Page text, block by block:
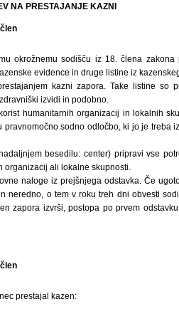
NA PRESTAJANJE KAZNI
okrožnemu sodišču iz 18. člena zakona
evidence in druge listine iz
kazni zapora. Take listine so
izvidi in podobno.
humanitarnih organizacij in lokalnih
sodno odločbo, ki jo je treba
besedilu: center) pripravi vse
ali lokalne skupnosti.
naloge iz prejšnjega odstavka. Če
neredno, o tem v roku treh dni obvesti
zapora izvrši, postopa po prvem
prestajal kazen: